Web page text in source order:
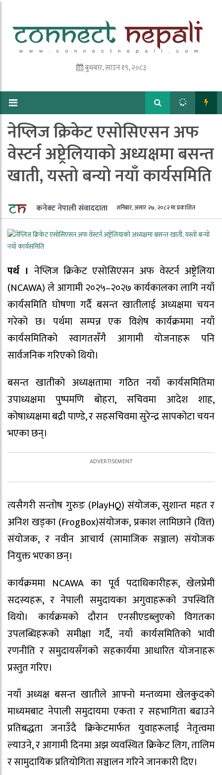
बुधबार, साउन १९, २०८३
नेप्लिज क्रिकेट एसोसिएसन अफ
वेस्टर्न अष्ट्रेलियाको अध्यक्षमा बसन्त
खाती, यस्तो बन्यो नयाँ कार्यसमिति
कनेक्ट नेपाली संवाददाता शनिबार, असार २७, २०८२ मा प्रकाशित
पर्थ । नेप्लिज क्रिकेट एसोसिएसन अफ वेस्टर्न अष्ट्रेलिया
(NCAWA) ले आगामी २०२५–२०२७ कार्यकालका लागि नयाँ
कार्यसमिति घोषणा गर्दै बसन्त खातीलाई अध्यक्षमा चयन
गरेको छ। पर्थमा सम्पन्न एक विशेष कार्यक्रममा नयाँ
कार्यसमितिको स्वागतसँगै आगामी योजनाहरू पनि
सार्वजनिक गरिएको थियो।
बसन्त खातीको अध्यक्षतामा गठित नयाँ कार्यसमितिमा
उपाध्यक्षमा पुष्पमणि बोहरा, सचिवमा आदेश शाह,
कोषाध्यक्षमा बद्री पाण्डे, र सहसचिवमा सुरेन्द्र सापकोटा चयन
भएका छन्।
त्यसैगरी सन्तोष गुरुङ (PlayHQ) संयोजक, सुशान्त महत र
अनिश खड्का (FrogBox)संयोजक, प्रकाश लामिछाने (वित्त)
संयोजक, र नवीन आचार्य (सामाजिक सञ्जाल) संयोजक
नियुक्त भएका छन्।
कार्यक्रममा NCAWA का पूर्व पदाधिकारीहरू, खेलप्रेमी
सदस्यहरू, र नेपाली समुदायका अगुवाहरूको उपस्थिति
थियो। कार्यक्रमको दौरान एनसीएडब्लुएको विगतका
उपलब्धिहरूको समीक्षा गर्दै, नयाँ कार्यसमितिको भावी
रणनीति र समुदायसँगको सहकार्यमा आधारित योजनाहरू
प्रस्तुत गरिए।
नयाँ अध्यक्ष बसन्त खातीले आफ्नो मन्तव्यमा खेलकुदको
माध्यमबाट नेपाली समुदायमा एकता र सहभागिता बढाउने
प्रतिबद्धता जनाउँदै क्रिकेटमार्फत युवाहरूलाई नेतृत्वमा
ल्याउने, र आगामी दिनमा अझ व्यवस्थित क्रिकेट लिग, तालिम
र सामुदायिक प्रतियोगिता सञ्चालन गरिने जानकारी दिए।